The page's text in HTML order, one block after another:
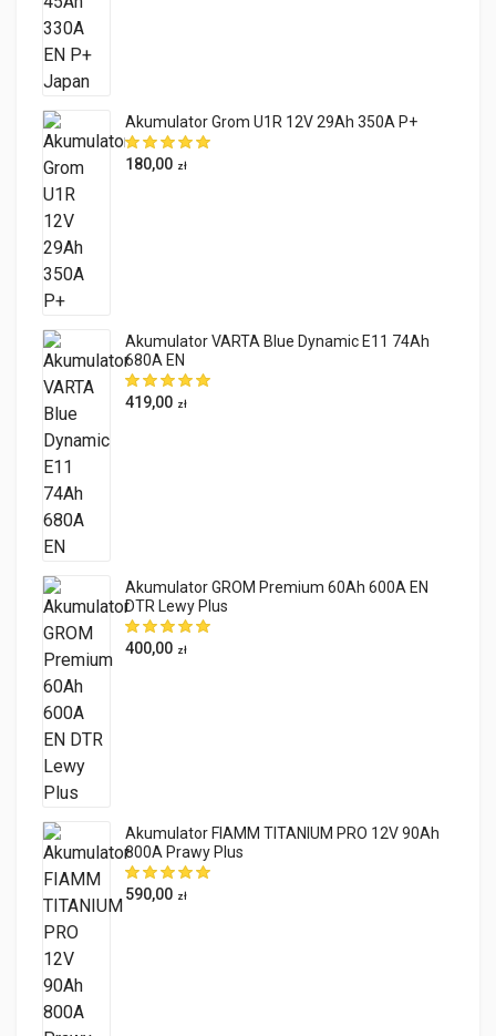
Akumulator Grom U1R 12V 29Ah 350A P+
180,00 zł
Akumulator VARTA Blue Dynamic E11 74Ah
680A EN
419,00 zł
Akumulator GROM Premium 60Ah 600A EN
DTR Lewy Plus
400,00 zł
Akumulator FIAMM TITANIUM PRO 12V 90Ah
800A Prawy Plus
590,00 zł